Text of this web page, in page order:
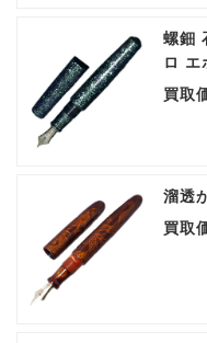
螺鈿
ロ エ
買取
溜透
買取